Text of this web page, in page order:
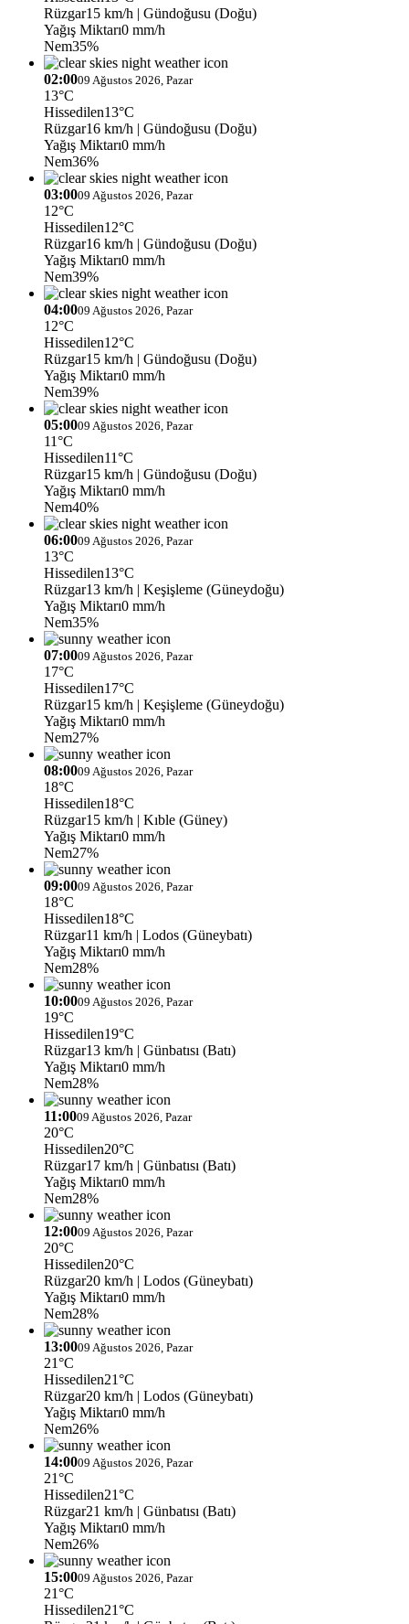
Rüzgar15 km/h | Gündoğusu (Doğu)
Yağış Miktarı0 mm/h
Nem35%
02:0009 Ağustos 2026, Pazar
13°C
Hissedilen13°C
Rüzgar16 km/h | Gündoğusu (Doğu)
Yağış Miktarı0 mm/h
Nem36%
03:0009 Ağustos 2026, Pazar
12°C
Hissedilen12°C
Rüzgar16 km/h | Gündoğusu (Doğu)
Yağış Miktarı0 mm/h
Nem39%
04:0009 Ağustos 2026, Pazar
12°C
Hissedilen12°C
Rüzgar15 km/h | Gündoğusu (Doğu)
Yağış Miktarı0 mm/h
Nem39%
05:0009 Ağustos 2026, Pazar
11°C
Hissedilen11°C
Rüzgar15 km/h | Gündoğusu (Doğu)
Yağış Miktarı0 mm/h
Nem40%
06:0009 Ağustos 2026, Pazar
13°C
Hissedilen13°C
Rüzgar13 km/h | Keşişleme (Güneydoğu)
Yağış Miktarı0 mm/h
Nem35%
07:0009 Ağustos 2026, Pazar
17°C
Hissedilen17°C
Rüzgar15 km/h | Keşişleme (Güneydoğu)
Yağış Miktarı0 mm/h
Nem27%
08:0009 Ağustos 2026, Pazar
18°C
Hissedilen18°C
Rüzgar15 km/h | Kıble (Güney)
Yağış Miktarı0 mm/h
Nem27%
09:0009 Ağustos 2026, Pazar
18°C
Hissedilen18°C
Rüzgar11 km/h | Lodos (Güneybatı)
Yağış Miktarı0 mm/h
Nem28%
10:0009 Ağustos 2026, Pazar
19°C
Hissedilen19°C
Rüzgar13 km/h | Günbatısı (Batı)
Yağış Miktarı0 mm/h
Nem28%
11:0009 Ağustos 2026, Pazar
20°C
Hissedilen20°C
Rüzgar17 km/h | Günbatısı (Batı)
Yağış Miktarı0 mm/h
Nem28%
12:0009 Ağustos 2026, Pazar
20°C
Hissedilen20°C
Rüzgar20 km/h | Lodos (Güneybatı)
Yağış Miktarı0 mm/h
Nem28%
13:0009 Ağustos 2026, Pazar
21°C
Hissedilen21°C
Rüzgar20 km/h | Lodos (Güneybatı)
Yağış Miktarı0 mm/h
Nem26%
14:0009 Ağustos 2026, Pazar
21°C
Hissedilen21°C
Rüzgar21 km/h | Günbatısı (Batı)
Yağış Miktarı0 mm/h
Nem26%
15:0009 Ağustos 2026, Pazar
21°C
Hissedilen21°C